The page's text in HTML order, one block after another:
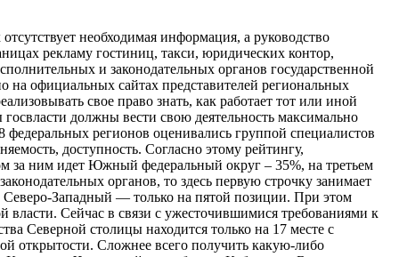
необходимая информация, а руководство
рекламу гостиниц, такси, юридических контор,
и законодательных органов государственной
официальных сайтах представителей региональных
свое право знать, как работает тот или иной
госвласти должны вести свою деятельность максимально
регионов оценивались группой специалистов
доступность. Согласно этому рейтингу,
за ним идет Южный федеральный округ – 35%, на третьем
органов, то здесь первую строчку занимает
Северо-Западный — только на пятой позиции. При этом
власти. Сейчас в связи с ужесточившимися требованиями к
Северной столицы находится только на 17 месте с
открытости. Сложнее всего получить какую-либо